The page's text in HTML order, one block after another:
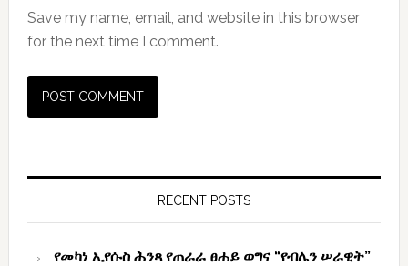
Save my name, email, and website in this browser
for the next time I comment.
RECENT POSTS
የመካነ ኢየሱስ ሕንጻ የጠራራ ፀሐይ ወግና “የብሌን ሠራዊት”